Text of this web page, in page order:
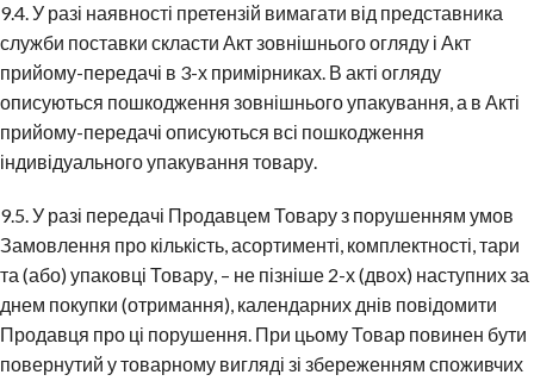
9.4. У разі наявності претензій вимагати від представника
служби поставки скласти Акт зовнішнього огляду і Акт
прийому-передачі в 3-х примірниках. В акті огляду
описуються пошкодження зовнішнього упакування, а в Акті
прийому-передачі описуються всі пошкодження
індивідуального упакування товару.
9.5. У разі передачі Продавцем Товару з порушенням умов
Замовлення про кількість, асортименті, комплектності, тари
та (або) упаковці Товару, – не пізніше 2-х (двох) наступних за
днем покупки (отримання), календарних днів повідомити
Продавця про ці порушення. При цьому Товар повинен бути
повернутий у товарному вигляді зі збереженням споживчих